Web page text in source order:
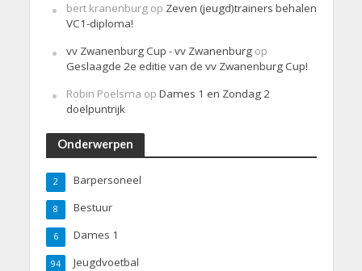
bert kranenburgop Zeven (jeugd)trainers behalen
VC1-diploma!
vv Zwanenburg Cup - vv Zwanenburgop
Geslaagde 2e editie van de vv Zwanenburg Cup!
Robin Poelsma op Dames 1 en Zondag 2
doelpuntrijk
Onderwerpen
Barpersoneel
2
Bestuur
8
Dames 1
6
Jeugdvoetbal
94